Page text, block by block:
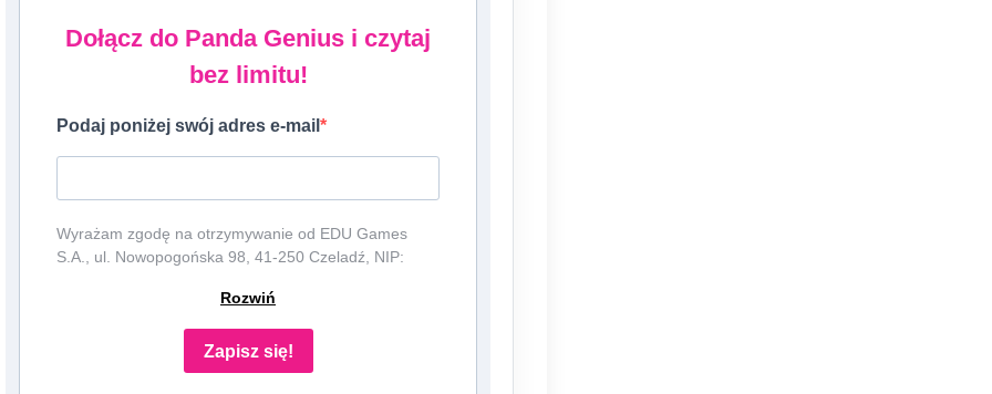
Dołącz do Panda Genius i czytaj
bez limitu!
Podaj poniżej swój adres e-mail
Wyrażam zgodę na otrzymywanie od EDU Games
S.A., ul. Nowopogońska 98, 41-250 Czeladź, NIP:
(dalej jako "Administrator") newslettera, czyli informacji
o tematyce związanej z edukacją i szkolnictwem oraz
ofert handlowych lub/ i reklamowych za
pośrednictwem komunikacji e-mail i telefonicznej.
Rozwiń
Zapisz się!